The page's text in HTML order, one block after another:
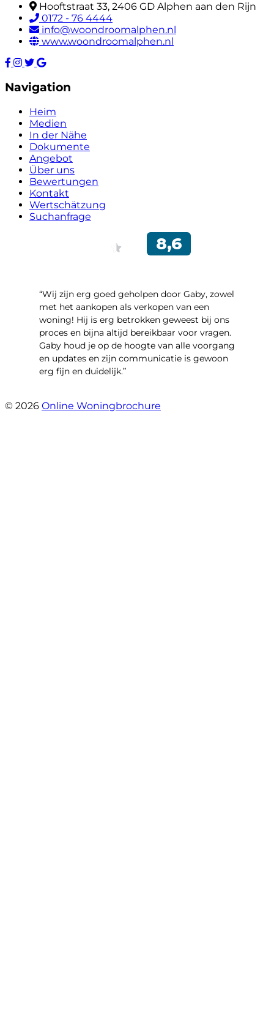
Hooftstraat 33, 2406 GD Alphen aan den Rijn
0172 - 76 4444
info@woondroomalphen.nl
www.woondroomalphen.nl
Navigation
Heim
Medien
In der Nähe
Dokumente
Angebot
Über uns
Bewertungen
Kontakt
Wertschätzung
Suchanfrage
“Wij zijn erg goed geholpen door Gaby, zowel
met het aankopen als verkopen van een
woning! Hij is erg betrokken geweest bij ons
proces en bijna altijd bereikbaar voor vragen.
Gaby houd je op de hoogte van alle voorgang
en updates en zijn communicatie is gewoon
erg fijn en duidelijk.”
© 2026 Online Woningbrochure